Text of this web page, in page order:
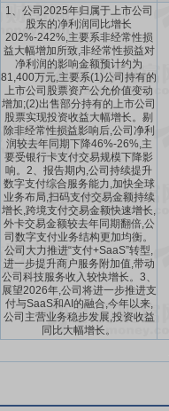
1、公司2025年归属于上市公司
股东的净利润同比增长
202%-242%,主要系非经常性损
益大幅增加所致,非经常性损益对
净利润的影响金额预计约为
81,400万元,主要系(1)公司持有的
上市公司股票资产公允价值变动
增加;(2)出售部分持有的上市公司
股票实现投资收益大幅增长。剔
除非经常性损益影响后,公司净利
润较去年同期下降46%-26%,主
要受银行卡支付交易规模下降影
响。2、报告期内,公司持续提升
数字支付综合服务能力,加快全球
业务布局,扫码支付交易金额持续
增长,跨境支付交易金额快速增长,
外卡交易金额较去年同期翻倍,公
司数字支付业务结构更加均衡。
公司大力推进“支付+SaaS”转型,
进一步提升商户服务附加值,带动
公司科技服务收入较快增长。3、
展望2026年,公司将进一步推进支
付与SaaS和AI的融合,今年以来,
公司主营业务稳步发展,投资收益
同比大幅增长。